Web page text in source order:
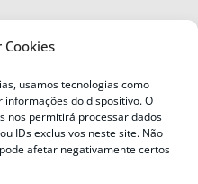
Cookies
usamos tecnologias como
do dispositivo. O
nos permitirá processar dados
IDs exclusivos neste site. Não
afetar negativamente certos
Catarina